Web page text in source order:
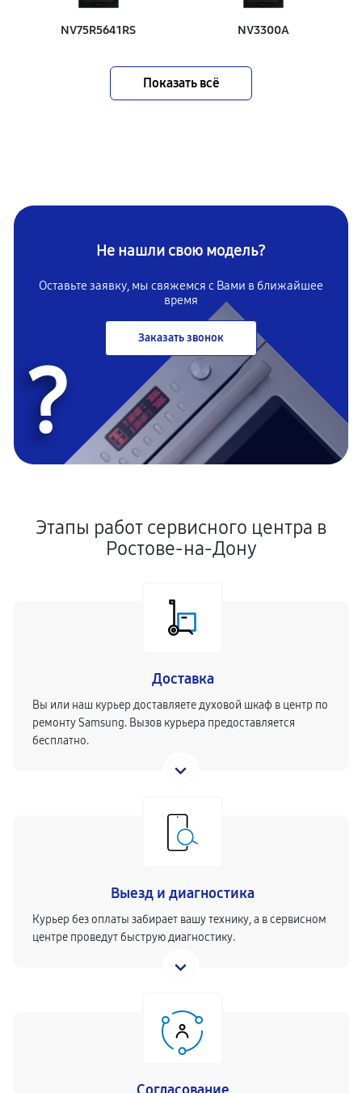
NV75R5641RS NV3300A
Показать всё
Не нашли свою модель?
Оставьте заявку, мы свяжемся с Вами в ближайшее
время
Заказать звонок
?
Этапы работ сервисного центра в
Ростове-на-Дону
Доставка
Вы или наш курьер доставляете духовой шкаф в центр по
ремонту Samsung. Вызов курьера предоставляется
бесплатно.
Выезд и диагностика
Курьер без оплаты забирает вашу технику, а в сервисном
центре проведут быструю диагностику.